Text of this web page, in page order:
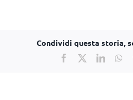
Condividi questa storia,
Facebook
X